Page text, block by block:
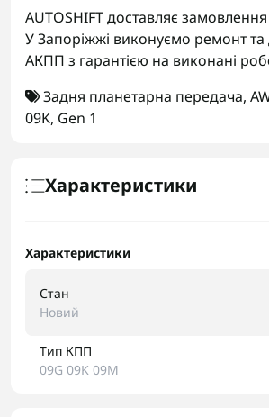
AUTOSHIFT доставляє замовлення
У Запоріжжі виконуємо ремонт
АКПП з гарантією на виконані
Задня планетарна передача,
09K, Gen 1
Характеристики
Характеристики
Стан
Новий
Тип КПП
09G 09K 09M